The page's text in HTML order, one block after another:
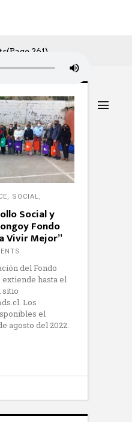
(Page 261)
, SOCIAL,
Social y
Fondo
Vivir Mejor”
del Fondo
extiende hasta el
sitio
Los
el
agosto del 2022.